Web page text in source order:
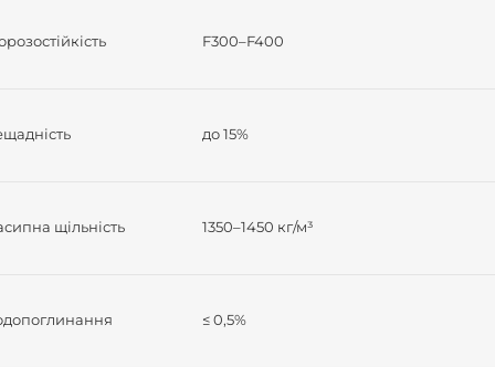
F300–F400
до 15%
щільність 1350–1450 кг/м³
≤ 0,5%